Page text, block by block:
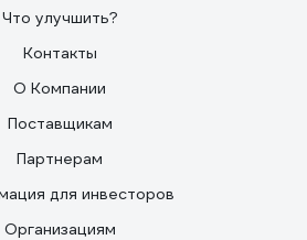
Что улучшить?
Контакты
О Компании
Поставщикам
Партнерам
для инвесторов
Организациям